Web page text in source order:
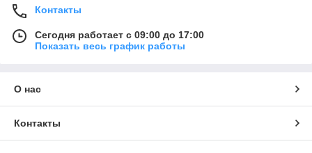
Контакты
Сегодня работает с 09:00 до 17:00
Показать весь график работы
О нас
Контакты